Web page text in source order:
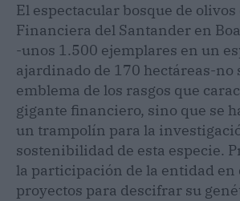
El espectacular bosque de olivos
Financiera del Santander en
-unos 1.500 ejemplares en un
ajardinado de 170 hectáreas-no
emblema de los rasgos que
gigante financiero, sino que se
un trampolín para la
sostenibilidad de esta especie.
la participación de la entidad
proyectos para descifrar su